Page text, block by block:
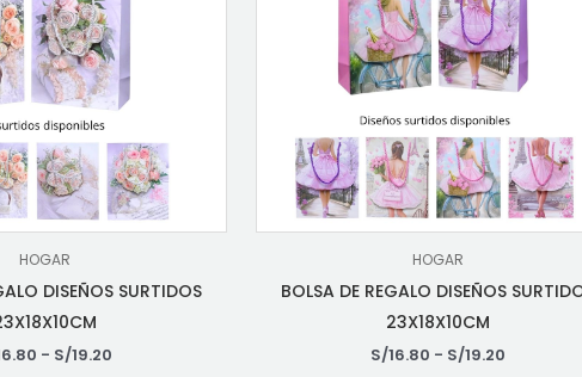
HOGAR
DISEÑOS SURTIDOS
- S/19.20
HOGAR
BOLSA DE REGALO DISEÑOS
23X18X10CM
S/16.80 - S/19.20